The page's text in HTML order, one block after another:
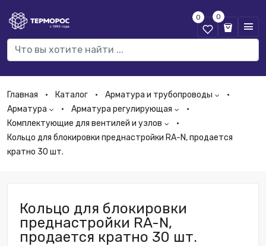
0 0
Главная Каталог
Арматура и трубопроводы
Арматура
Арматура регулирующая
Комплектующие для вентилей и узлов
Кольцо для блокировки преднастройки RA-N, продается
кратно 30 шт.
Кольцо для блокировки
преднастройки RA-N,
продается кратно 30 шт.